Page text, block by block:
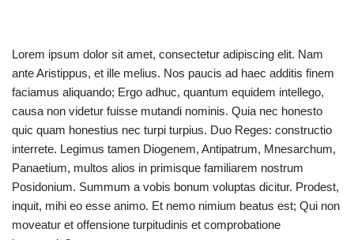
Lorem ipsum dolor sit amet, consectetur adipiscing elit. Nam
ante Aristippus, et ille melius. Nos paucis ad haec additis finem
faciamus aliquando; Ergo adhuc, quantum equidem intellego,
causa non videtur fuisse mutandi nominis. Quia nec honesto
quic quam honestius nec turpi turpius. Duo Reges: constructio
interrete. Legimus tamen Diogenem, Antipatrum, Mnesarchum,
Panaetium, multos alios in primisque familiarem nostrum
Posidonium. Summum a vobis bonum voluptas dicitur. Prodest,
inquit, mihi eo esse animo. Et nemo nimium beatus est; Qui non
moveatur et offensione turpitudinis et comprobatione